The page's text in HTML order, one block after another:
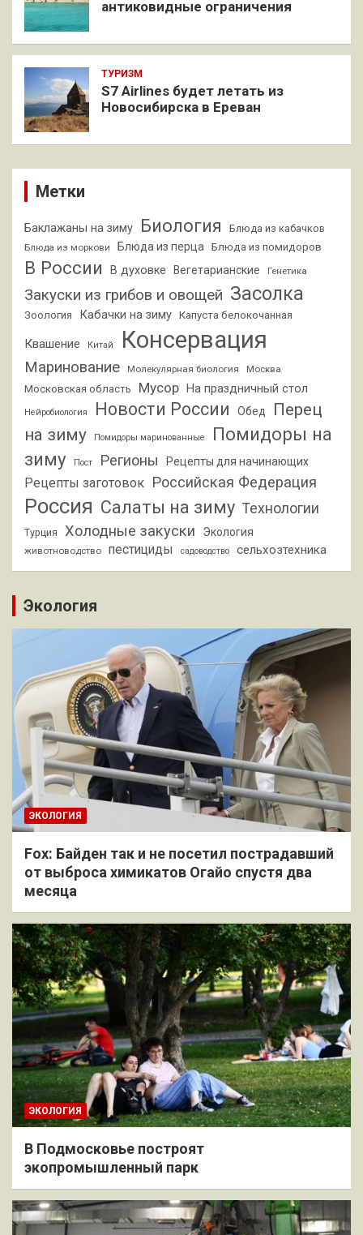
антиковидные ограничения
ТУРИЗМ
S7 Airlines будет летать из
Новосибирска в Ереван
Метки
Баклажаны на зиму Биология Блюда из кабачков
Блюда из моркови Блюда из перца Блюда из помидоров
В России В духовке Вегетарианские Генетика
Закуски из грибов и овощей Засолка
Зоология Кабачки на зиму Капуста белокочанная
Квашение Китай Консервация
Маринование Молекулярная биология Москва
Московская область Мусор На праздничный стол
Нейробиология Новости России Обед
Перец
на зиму
Помидоры маринованные
Помидоры на
зиму
Пост Регионы Рецепты для начинающих
Рецепты заготовок Российская Федерация
Россия Салаты на зиму Технологии
Турция Холодные закуски Экология
животноводство пестициды садоводство сельхозтехника
Экология
ЭКОЛОГИЯ
Fox: Байден так и не посетил пострадавший
от выброса химикатов Огайо спустя два
месяца
ЭКОЛОГИЯ
В Подмосковье построят
экопромышленный парк